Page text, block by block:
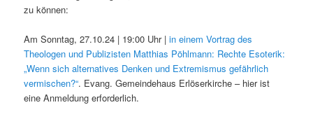
zu können:
Am Sonntag, 27.10.24 | 19:00 Uhr |in einem Vortrag des
Theologen und Publizisten Matthias Pöhlmann: Rechte Esoterik:
„Wenn sich alternatives Denken und Extremismus gefährlich
vermischen?“. Evang. Gemeindehaus Erlöserkirche – hier ist
eine Anmeldung erforderlich.